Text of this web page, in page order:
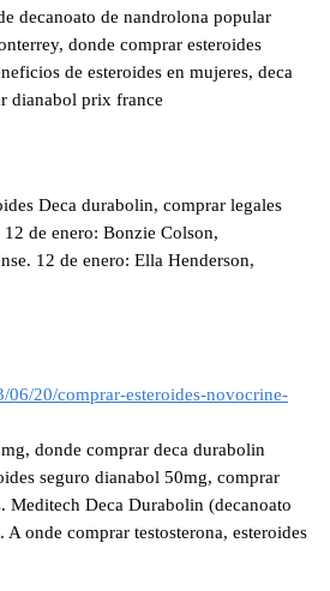
decanoato de nandrolona popular
donde comprar esteroides
de esteroides en mujeres, deca
dianabol prix france
Deca durabolin, comprar legales
de enero: Bonzie Colson,
12 de enero: Ella Henderson,
20/comprar-esteroides-novocrine-
donde comprar deca durabolin
seguro dianabol 50mg, comprar
Meditech Deca Durabolin (decanoato
onde comprar testosterona, esteroides